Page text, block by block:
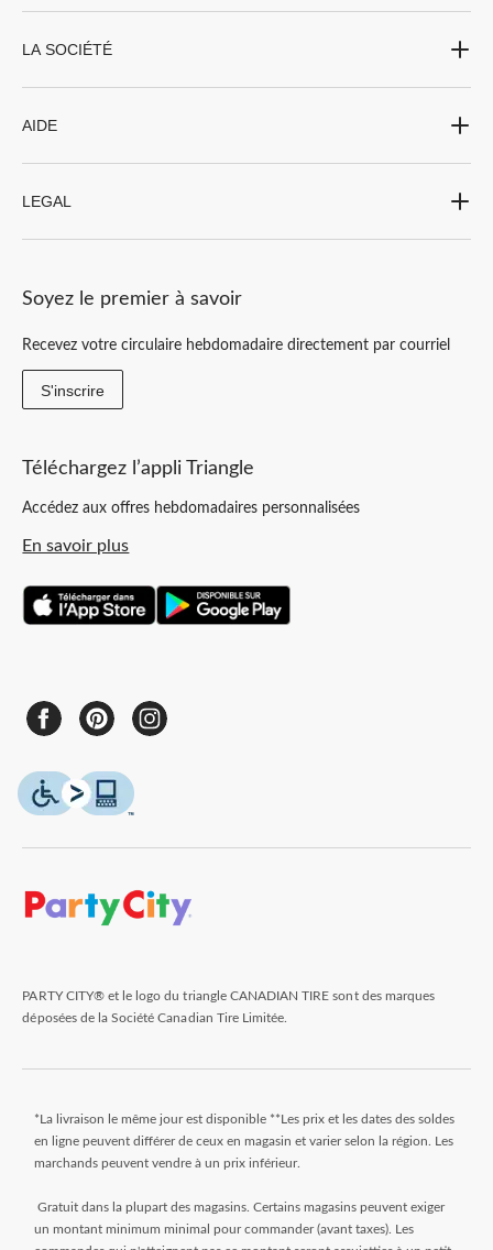
LA SOCIÉTÉ
AIDE
LEGAL
Soyez le premier à savoir
Recevez votre circulaire hebdomadaire directement par courriel
S'inscrire
Téléchargez l’appli Triangle
Accédez aux offres hebdomadaires personnalisées
En savoir plus
PARTY CITY® et le logo du triangle CANADIAN TIRE sont des marques
déposées de la Société Canadian Tire Limitée.
*La livraison le même jour est disponible **Les prix et les dates des soldes
en ligne peuvent différer de ceux en magasin et varier selon la région. Les
marchands peuvent vendre à un prix inférieur.
Gratuit dans la plupart des magasins. Certains magasins peuvent exiger
un montant minimum minimal pour commander (avant taxes). Les